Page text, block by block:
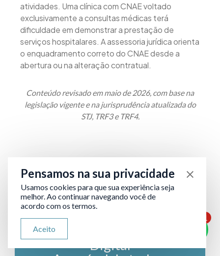
atividades. Uma clínica com CNAE voltado
exclusivamente a consultas médicas terá
dificuldade em demonstrar a prestação de
serviços hospitalares. A assessoria jurídica orienta
o enquadramento correto do CNAE desde a
abertura ou na alteração contratual.
Conteúdo revisado em maio de 2026, com base na
legislação vigente e na jurisprudência atualizada do
STJ, TRF3 e TRF4.
Advocacia Online e
Digital
1
Pensamos na sua privacidade
Usamos cookies para que sua experiência seja
melhor. Ao continuar navegando você de
acordo com os termos.
Aceito